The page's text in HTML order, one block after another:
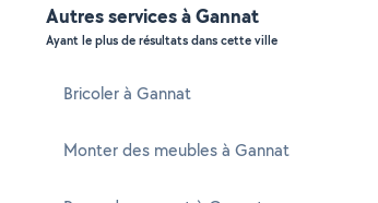
Autres services à Gannat
Ayant le plus de résultats dans cette ville
Bricoler à Gannat
Monter des meubles à Gannat